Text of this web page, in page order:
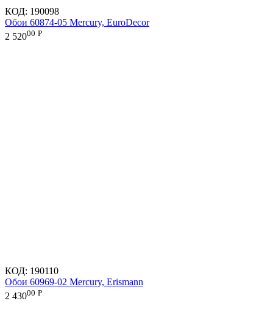
КОД: 190098
Обои 60874-05 Mercury, EuroDecor
2 52000 Р
КОД: 190110
Обои 60969-02 Mercury, Erismann
2 43000 Р